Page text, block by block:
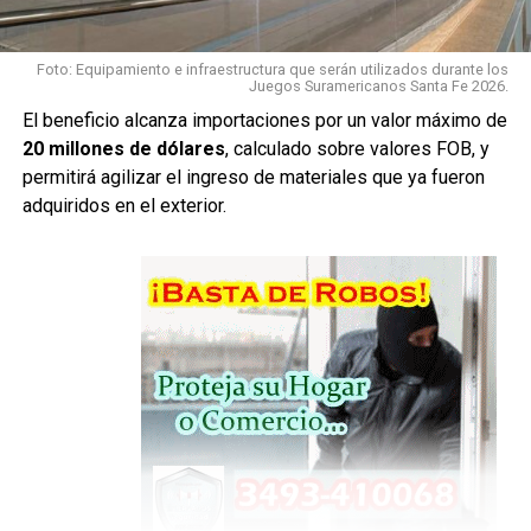
Con esta instancia cumplida, la Fiscalía considera que la
causa está en condiciones de avanzar hacia laetapa
Madre e hija, en una misma
acusación
calificado por el concurso premeditado de dos o más
personas, ensañamiento y alevosía.
Nadia Juárez, está imputada como
partícipe
del mismo hecho.
A pesar de que se trata de una imputada menor de edad y
otra mayor, la Fiscalía sostiene que ambas deberían
Foto: Equipamiento e infraestructura que serán utilizados durante los
Juegos Suramericanos Santa Fe 2026.
El beneficio alcanza importaciones por un valor máximo de
20 millones de dólares, calculado sobre valores FOB, y
permitirá agilizar el ingreso de materiales que ya fueron
adquiridos en el exterior.